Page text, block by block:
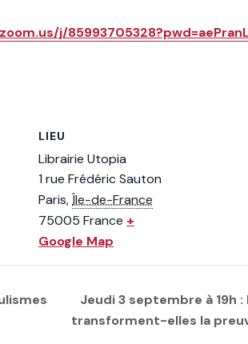
j/
LIEU
Librairie Utopia
1 rue Frédéric Sauton
Paris,Île-de-France
75005 France +
Google Map
Jeudi 3 septembre à 19h
transforment-elles la